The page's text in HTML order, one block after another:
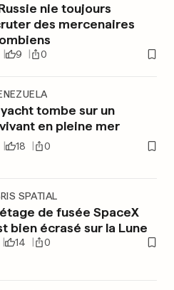
nie toujours
des mercenaires
9 0
tombe sur un
en pleine mer
18 0
SPATIAL
de fusée SpaceX
bien écrasé sur la Lune
14 0